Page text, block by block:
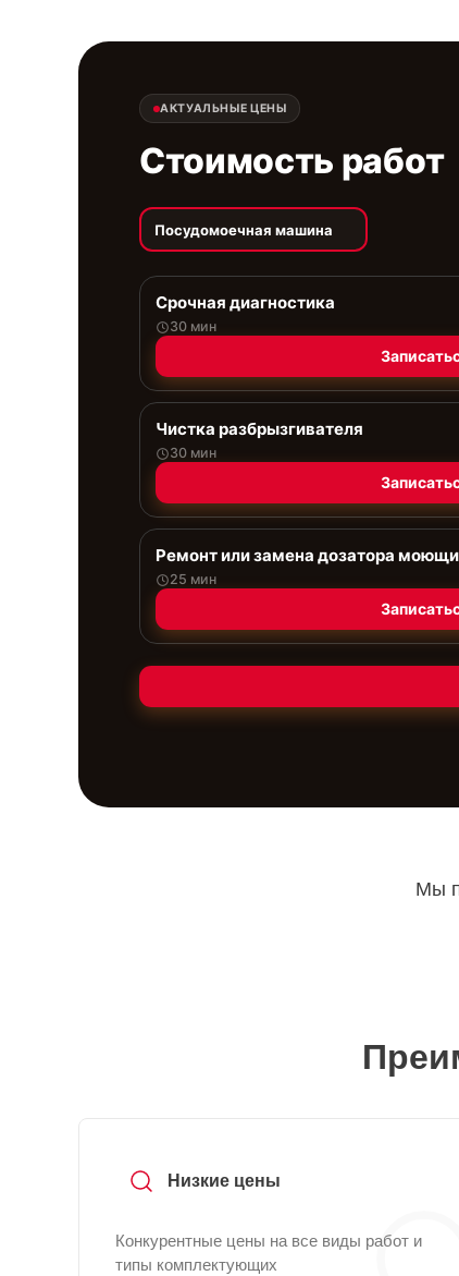
АКТУАЛЬНЫЕ ЦЕНЫ
Стоимость работ
Посудомоечная машина
Срочная диагностика
30 мин
Чистка разбрызгивателя
30 мин
Ремонт или замена дозатора
25 мин
Мы
Низкие цены
Конкурентные цены на все виды работ и
типы комплектующих